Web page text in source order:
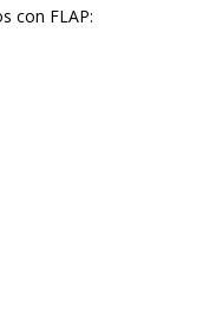
con FLAP: